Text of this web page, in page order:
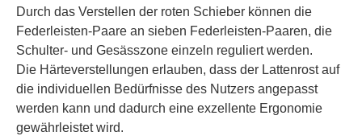
Durch das Verstellen der roten Schieber können die
Federleisten-Paare an sieben Federleisten-Paaren, die
Schulter- und Gesässzone einzeln reguliert werden.
Die Härteverstellungen erlauben, dass der Lattenrost auf
die individuellen Bedürfnisse des Nutzers angepasst
werden kann und dadurch eine exzellente Ergonomie
gewährleistet wird.